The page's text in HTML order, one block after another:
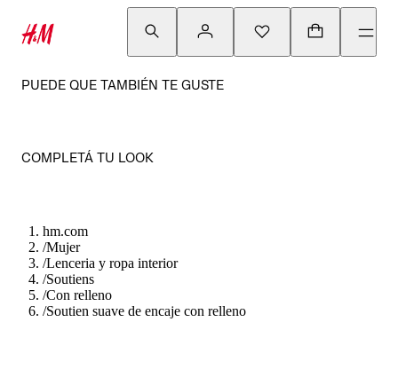
PUEDE QUE TAMBIÉN TE GUSTE
COMPLETÁ TU LOOK
hm.com
/Mujer
/Lenceria y ropa interior
/Soutiens
/Con relleno
/Soutien suave de encaje con relleno